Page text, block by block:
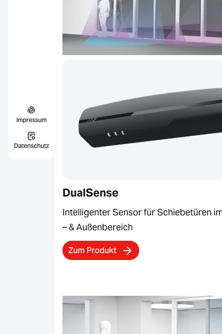
Impressum
Datenschutz
DualSense
Intelligenter Sensor für Schiebetüren
– & Außenbereich
Zum Produkt